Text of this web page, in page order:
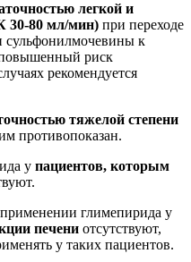
легкой и
30-80 мл/мин) при переходе
сульфонилмочевины к
риск
рекомендуется
тяжелой степени
противопоказан.
у пациентов, которым
глимепирида у
печени отсутствуют,
у таких пациентов.